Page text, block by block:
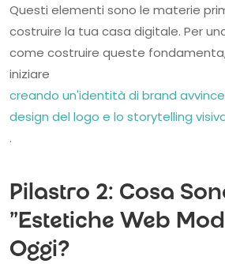
Questi elementi sono le materie
costruire la tua casa digitale. Per
come costruire queste
iniziare
creando un'identità di brand
design del logo e lo storytelling
.
Pilastro 2: Cosa
"Estetiche Web
Oggi?